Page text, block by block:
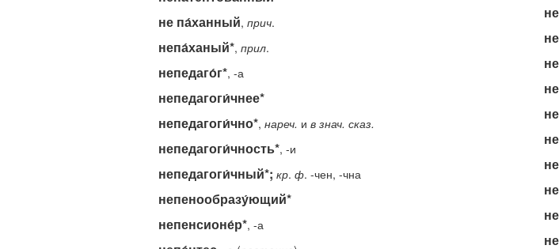
не па́ханный, прич.
непа́ханый*, прил.
непедаго́г*, -а
непедагоги́чнее*
непедагоги́чно*, нареч. и в знач. сказ.
непедагоги́чность*, -и
непедагоги́чный*; кр. ф. -чен, -чна
непенообразу́ющий*
непенсионе́р*, -а